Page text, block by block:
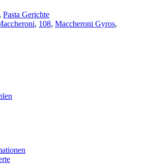
, Pasta Gerichte
, 108, Maccheroni Gyros,